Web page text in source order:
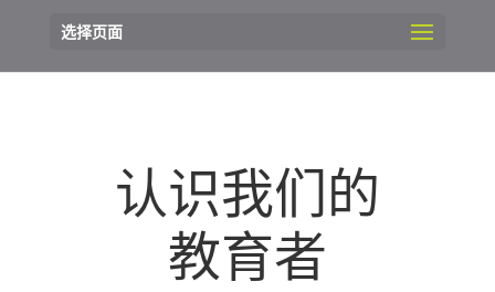
选择页面
认识我们的
教育者